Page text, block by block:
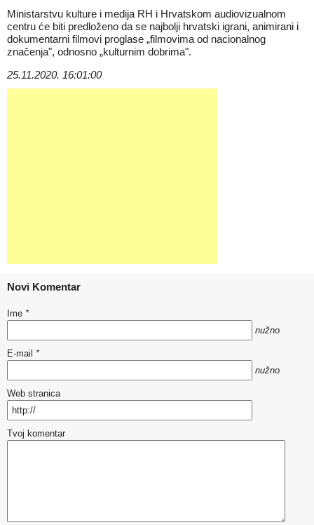
Ministarstvu kulture i medija RH i Hrvatskom audiovizualnom
centru će biti predloženo da se najbolji hrvatski igrani, animirani i
dokumentarni filmovi proglase „filmovima od nacionalnog
značenja", odnosno „kulturnim dobrima".
25.11.2020. 16:01:00
Novi Komentar
Ime *
nužno
E-mail *
nužno
Web stranica
Tvoj komentar